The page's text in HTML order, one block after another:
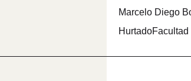
Marcelo Diego